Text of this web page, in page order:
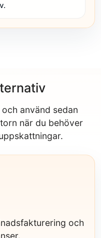
använd sedan
när du behöver
och